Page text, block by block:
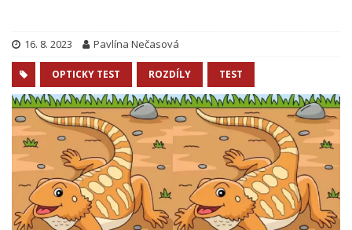
16. 8. 2023 Pavlína Nečasová
OPTICKY TEST ROZDÍLY TEST